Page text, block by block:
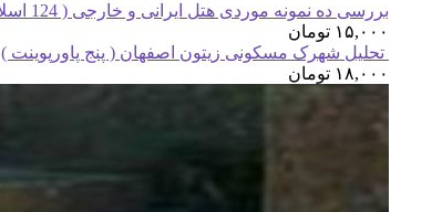
بررسی ده نمونه موردی هتل ایرانی و خارجی ( 124 اسلاید )
۱۵,۰۰۰ تومان
تحلیل شهرک مسکونی زیتون اصفهان ( پنج پاورپوینت )
۱۸,۰۰۰ تومان